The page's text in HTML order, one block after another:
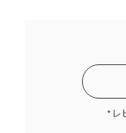
*レ